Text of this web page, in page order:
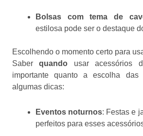
Bolsas com tema de
estilosa pode ser o destaque
Escolhendo o momento certo para
Saberquando usar acessórios
importante quanto a escolha
algumas dicas:
Eventos noturnos: Festas e
perfeitos para esses